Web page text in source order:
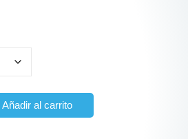
Añadir al carrito